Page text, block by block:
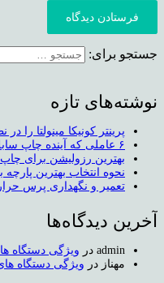
فرستادن دیدگاه
جستجو برای:
نوشته‌های تازه
پرینتر کونیکا مینولتا را
۶ عاملی که آینده چاپ سابلیمیشن را شکل می دهد
بهترین رزولیشن برای
نحوه انتخاب بهترین
تعمیر و نگهداری پرس
آخرین دیدگاه‌ها
admin در ویژگی دستگاه
مهناز در ویژگی دستگاه